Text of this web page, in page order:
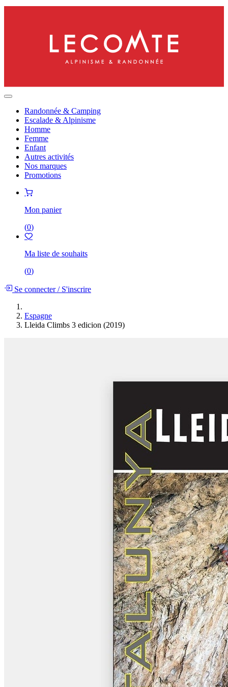
Randonnée & Camping
Escalade & Alpinisme
Homme
Femme
Enfant
Autres activités
Nos marques
Promotions
Mon panier
(0)
Ma liste de souhaits
(0)
Se connecter/S'inscrire
Espagne
Lleida Climbs 3 edicion (2019)